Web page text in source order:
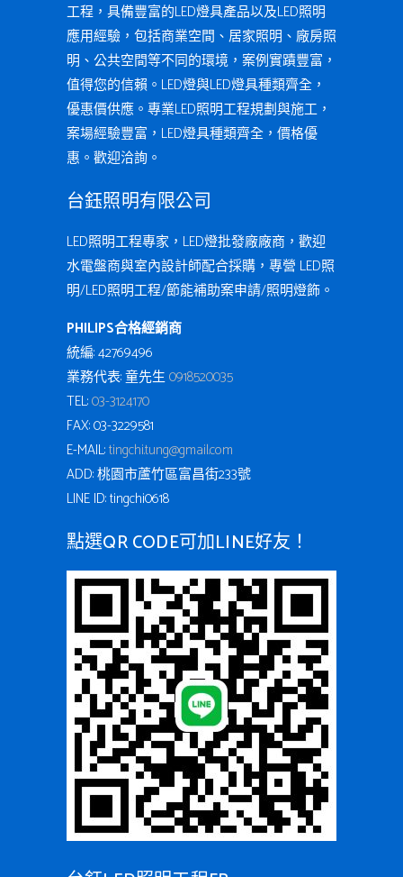
工程，具備豐富的LED燈具產品以及LED照明
應用經驗，包括商業空間、居家照明、廠房照
明、公共空間等不同的環境，案例實蹟豐富，
值得您的信賴。LED燈與LED燈具種類齊全，
優惠價供應。專業LED照明工程規劃與施工，
案場經驗豐富，LED燈具種類齊全，價格優
惠。歡迎洽詢。
台鈺照明有限公司
LED照明工程專家，LED燈批發廠廠商，歡迎
水電盤商與室內設計師配合採購，專營 LED照
明/LED照明工程/節能補助案申請/照明燈飾。
PHILIPS合格經銷商
統編: 42769496
業務代表: 童先生0918520035
TEL:03-3124170
FAX: 03-3229581
E-MAIL:tingchi.tung@gmail.com
ADD: 桃園市蘆竹區富昌街233號
LINE ID: tingchi0618
點選QR CODE可加LINE好友！